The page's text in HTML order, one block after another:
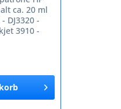
ca. 20 ml
DJ3320 -
3910 -
- D1368 -